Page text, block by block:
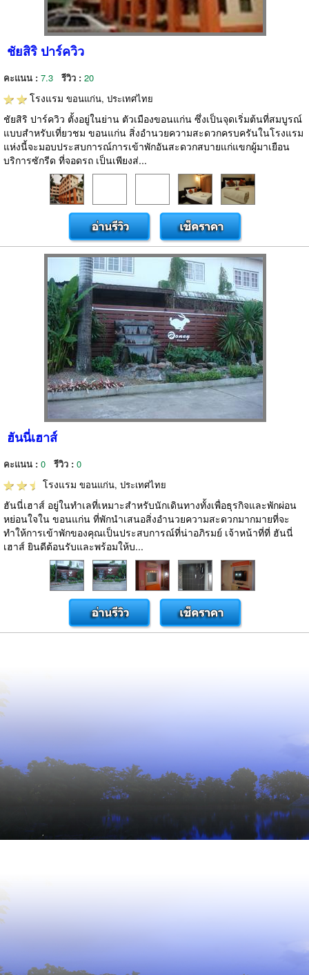
ชัยสิริ ปาร์ควิว
คะแนน : 7.3 รีวิว : 20
โรงแรม ขอนแก่น, ประเทศไทย
ชัยสิริ ปาร์ควิว ตั้งอยู่ในย่าน ตัวเมืองขอนแก่น ซึ่งเป็นจุดเริ่มต้นที่สมบูรณ์
แบบสำหรับเที่ยวชม ขอนแก่น สิ่งอำนวยความสะดวกครบครันในโรงแรม
แห่งนี้จะมอบประสบการณ์การเข้าพักอันสะดวกสบายแก่แขกผู้มาเยือน
บริการซักรีด ที่จอดรถ เป็นเพียงส่...
ฮันนี่เฮาส์
คะแนน : 0 รีวิว : 0
โรงแรม ขอนแก่น, ประเทศไทย
ฮันนี่เฮาส์ อยู่ในทำเลที่เหมาะสำหรับนักเดินทางทั้งเพื่อธุรกิจและพักผ่อน
หย่อนใจใน ขอนแก่น ที่พักนำเสนอสิ่งอำนวยความสะดวกมากมายที่จะ
ทำให้การเข้าพักของคุณเป็นประสบการณ์ที่น่าอภิรมย์ เจ้าหน้าที่ที่ ฮันนี่
เฮาส์ ยินดีต้อนรับและพร้อมให้บ...